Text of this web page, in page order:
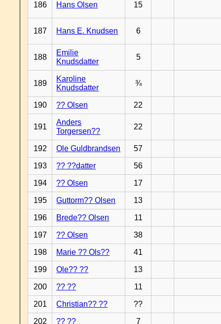
186 Hans Olsen 15
187 Hans E. Knudsen 6
188
Emilie
Knudsdatter
5
189
Karoline
Knudsdatter
¾
190 ?? Olsen 22
191
Anders
Torgersen??
22
192 Ole Guldbrandsen 57
193 ?? ??datter 56
194 ?? Olsen 17
195 Guttorm?? Olsen 13
196 Brede?? Olsen 11
197 ?? Olsen 38
198 Marie ?? Ols?? 41
199 Ole?? ?? 13
200 ?? ?? 11
201 Christian?? ?? ??
202 ?? ?? 7